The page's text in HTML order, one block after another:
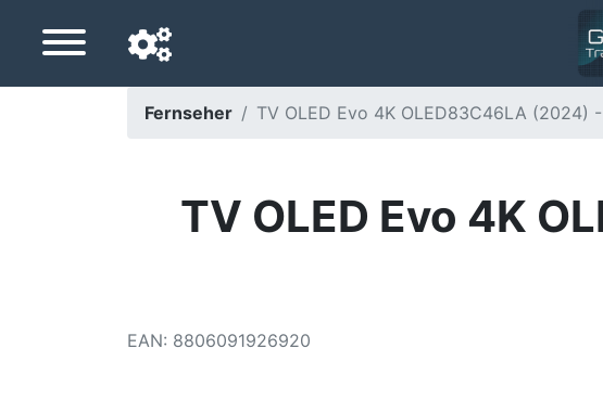
Einstellungen
Fernseher TV OLED Evo 4K OLED83C46LA (2024)
TV OLED Evo 4K
EAN: 8806091926920